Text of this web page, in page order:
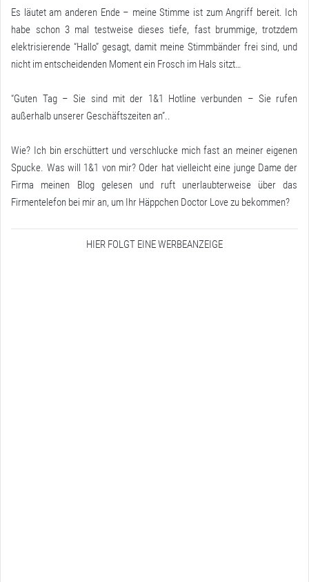
Es läutet am anderen Ende – meine Stimme ist zum Angriff bereit. Ich
habe schon 3 mal testweise dieses tiefe, fast brummige, trotzdem
elektrisierende “Hallo” gesagt, damit meine Stimmbänder frei sind, und
nicht im entscheidenden Moment ein Frosch im Hals sitzt…
“Guten Tag – Sie sind mit der 1&1 Hotline verbunden – Sie rufen
außerhalb unserer Geschäftszeiten an”..
Wie? Ich bin erschüttert und verschlucke mich fast an meiner eigenen
Spucke. Was will 1&1 von mir? Oder hat vielleicht eine junge Dame der
Firma meinen Blog gelesen und ruft unerlaubterweise über das
Firmentelefon bei mir an, um Ihr Häppchen Doctor Love zu bekommen?
HIER FOLGT EINE WERBEANZEIGE